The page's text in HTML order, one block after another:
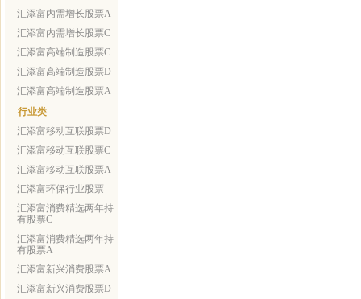
汇添富内需增长股票A
汇添富内需增长股票C
汇添富高端制造股票C
汇添富高端制造股票D
汇添富高端制造股票A
行业类
汇添富移动互联股票D
汇添富移动互联股票C
汇添富移动互联股票A
汇添富环保行业股票
汇添富消费精选两年持
有股票C
汇添富消费精选两年持
有股票A
汇添富新兴消费股票A
汇添富新兴消费股票D